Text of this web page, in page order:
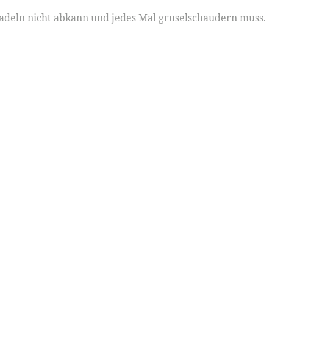
nicht abkann und jedes Mal gruselschaudern muss.